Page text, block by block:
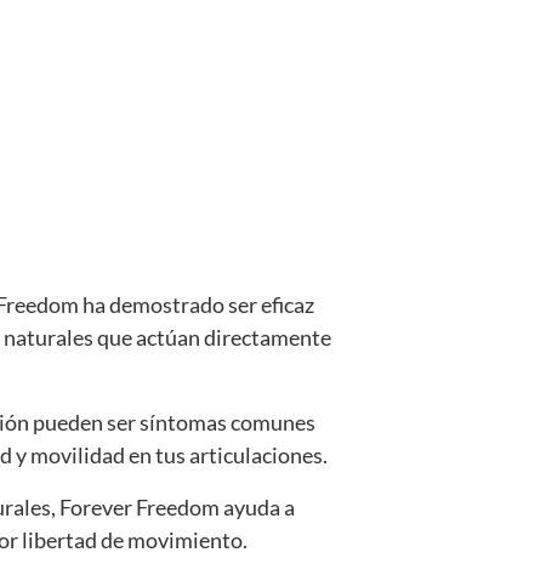
ha demostrado ser eficaz
que actúan directamente
pueden ser síntomas comunes
y movilidad en tus articulaciones.
Forever Freedom ayuda a
libertad de movimiento.